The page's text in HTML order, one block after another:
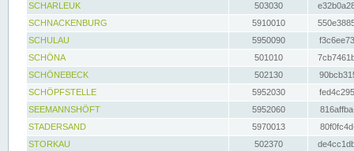
SCHARLEUK
503030
SCHNACKENBURG
5910010
SCHULAU
5950090
SCHÖNA
501010
SCHÖNEBECK
502130
SCHÖPFSTELLE
5952030
SEEMANNSHÖFT
5952060
STADERSAND
5970013
STORKAU
502370